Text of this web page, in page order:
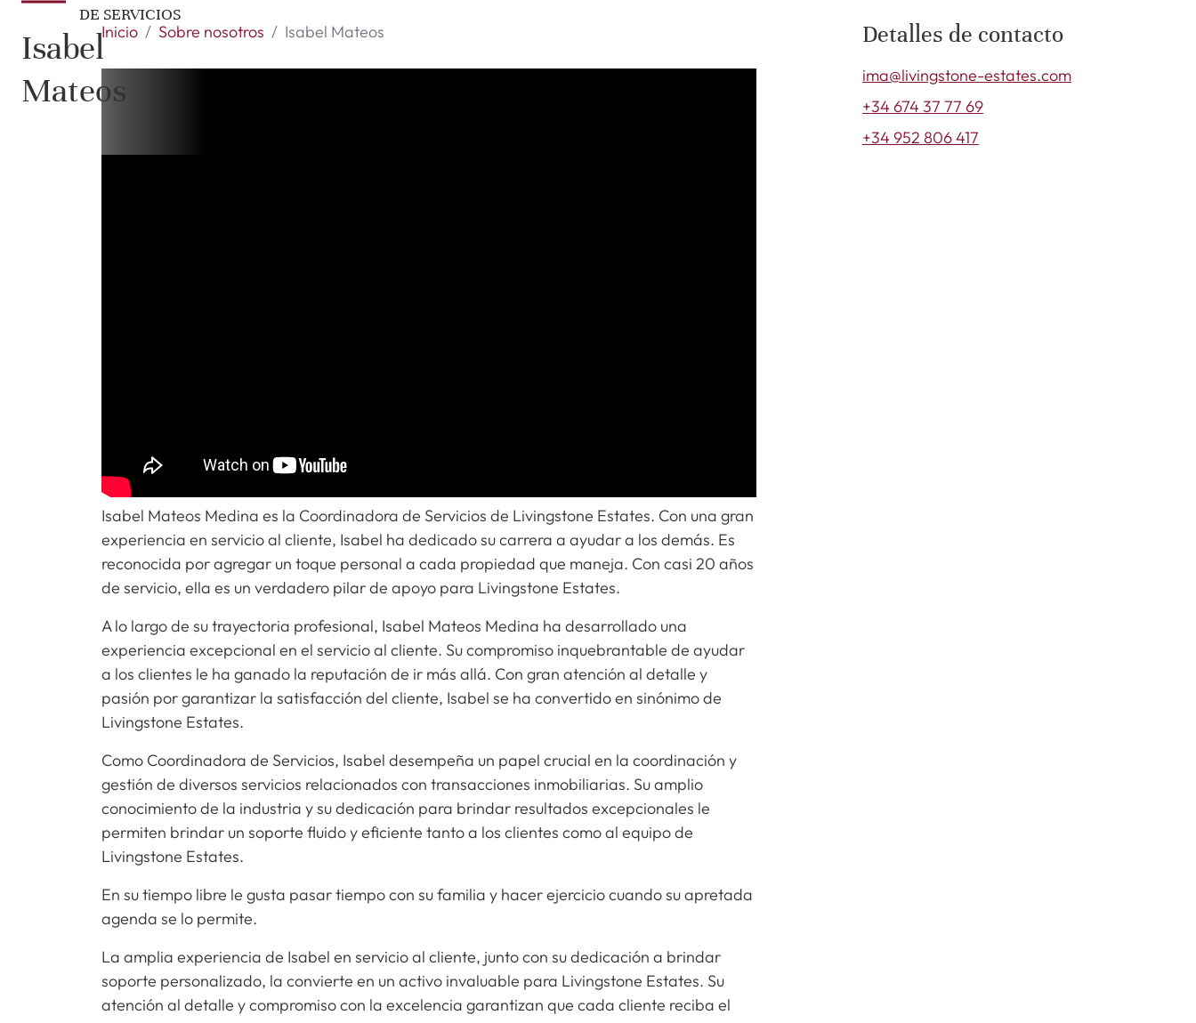
DE SERVICIOS
Isabel
Mateos
Inicio Sobre nosotros Isabel Mateos
Isabel Mateos Medina es la Coordinadora de Servicios de Livingstone Estates. Con una gran
experiencia en servicio al cliente, Isabel ha dedicado su carrera a ayudar a los demás. Es
reconocida por agregar un toque personal a cada propiedad que maneja. Con casi 20 años
de servicio, ella es un verdadero pilar de apoyo para Livingstone Estates.
A lo largo de su trayectoria profesional, Isabel Mateos Medina ha desarrollado una
experiencia excepcional en el servicio al cliente. Su compromiso inquebrantable de ayudar
a los clientes le ha ganado la reputación de ir más allá. Con gran atención al detalle y
pasión por garantizar la satisfacción del cliente, Isabel se ha convertido en sinónimo de
Livingstone Estates.
Como Coordinadora de Servicios, Isabel desempeña un papel crucial en la coordinación y
gestión de diversos servicios relacionados con transacciones inmobiliarias. Su amplio
conocimiento de la industria y su dedicación para brindar resultados excepcionales le
permiten brindar un soporte fluido y eficiente tanto a los clientes como al equipo de
Livingstone Estates.
En su tiempo libre le gusta pasar tiempo con su familia y hacer ejercicio cuando su apretada
agenda se lo permite.
La amplia experiencia de Isabel en servicio al cliente, junto con su dedicación a brindar
soporte personalizado, la convierte en un activo invaluable para Livingstone Estates. Su
atención al detalle y compromiso con la excelencia garantizan que cada cliente reciba el
Detalles de contacto
ima@livingstone-estates.com
+34 674 37 77 69
+34 952 806 417